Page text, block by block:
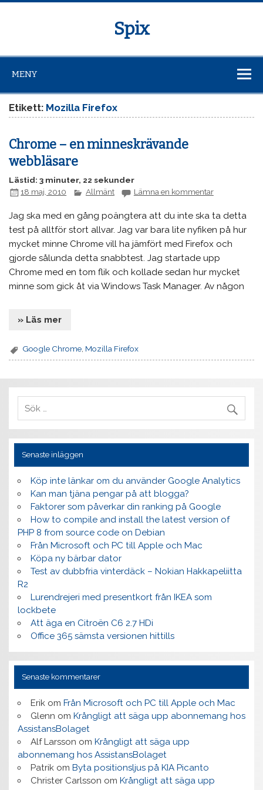
Spix
MENY
Etikett: Mozilla Firefox
Chrome – en minneskrävande
webbläsare
Lästid: 3 minuter, 22 sekunder
18 maj, 2010
Allmänt Lämna en kommentar
Jag ska med en gång poängtera att du inte ska ta detta
test på alltför stort allvar. Jag var bara lite nyfiken på hur
mycket minne Chrome vill ha jämfört med Firefox och
gjorde sålunda detta snabbtest. Jag startade upp
Chrome med en tom flik och kollade sedan hur mycket
minne som gick åt via Windows Task Manager. Av någon
» Läs mer
Google Chrome Mozilla Firefox
Senaste inläggen
Köp inte länkar om du använder Google Analytics
Kan man tjäna pengar på att blogga?
Faktorer som påverkar din ranking på Google
How to compile and install the latest version of
PHP 8 from source code on Debian
Från Microsoft och PC till Apple och Mac
Köpa ny bärbar dator
Test av dubbfria vinterdäck – Nokian Hakkapeliitta
R2
Lurendrejeri med presentkort från IKEA som
lockbete
Att äga en Citroën C6 2.7 HDi
Office 365 sämsta versionen hittills
Senaste kommentarer
Erikom Från Microsoft och PC till Apple och Mac
Glenn om Krångligt att säga upp abonnemang hos
AssistansBolaget
Alf Larsson om Krångligt att säga upp
abonnemang hos AssistansBolaget
Patrikom Byta positionsljus på KIA Picanto
Christer Carlsson om Krångligt att säga upp